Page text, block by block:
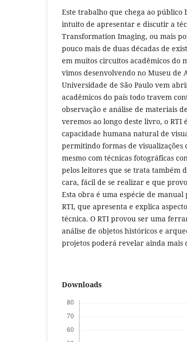
Este trabalho que chega ao
intuito de apresentar e discutir a
Transformation Imaging, ou mais
pouco mais de duas décadas de
em muitos circuitos acadêmicos do
vimos desenvolvendo no Museu de
Universidade de São Paulo vem
acadêmicos do país todo travem
observação e análise de materiais
veremos ao longo deste livro, o RTI
capacidade humana natural de
permitindo formas de visualizações
mesmo com técnicas fotográficas
pelos leitores que se trata também
cara, fácil de se realizar e que
Esta obra é uma espécie de
RTI, que apresenta e explica
técnica. O RTI provou ser uma
análise de objetos históricos e
projetos poderá revelar ainda mais
Downloads